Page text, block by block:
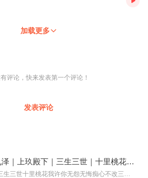
加载更多
评论，快来发表第一个评论！
发表评论
君引九泽｜上玖殿下｜三生三世｜十里桃花｜三生缘起
你许我三生三世十里桃花我许你无怨无悔痴心不改三生三世甜宠轻虐仙侠玄幻精品双播订阅专辑不迷路，动动手指给好评～～【特工弃后：穿越女特工VS古国龙皇...